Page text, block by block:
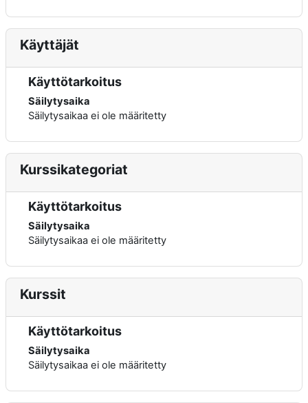
Käyttäjät
Käyttötarkoitus
Säilytysaika
Säilytysaikaa ei ole määritetty
Kurssikategoriat
Käyttötarkoitus
Säilytysaika
Säilytysaikaa ei ole määritetty
Kurssit
Käyttötarkoitus
Säilytysaika
Säilytysaikaa ei ole määritetty